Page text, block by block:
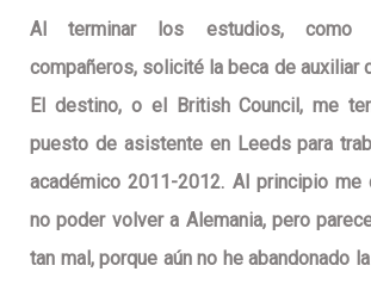
Al terminar los estudios, como
compañeros, solicité la beca de auxiliar
El destino, o el British Council, me
puesto de asistente en Leeds para
académico 2011-2012. Al principio me
no poder volver a Alemania, pero
tan mal, porque aún no he abandonado